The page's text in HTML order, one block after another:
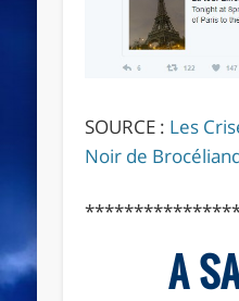
SOURCE : Les
Noir de
A